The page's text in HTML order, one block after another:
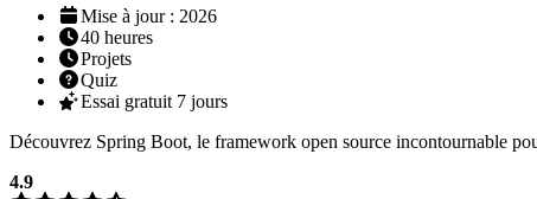
Mise à jour : 2026
40 heures
Projets
Quiz
Essai gratuit 7 jours
Découvrez Spring Boot, le framework open source incontournable
4.9